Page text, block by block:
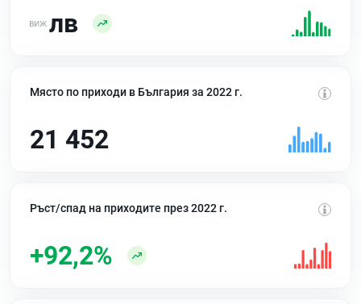
лв
Място по приходи в България за 2022 г.
21 452
Ръст/спад на приходите през 2022 г.
+92,2%